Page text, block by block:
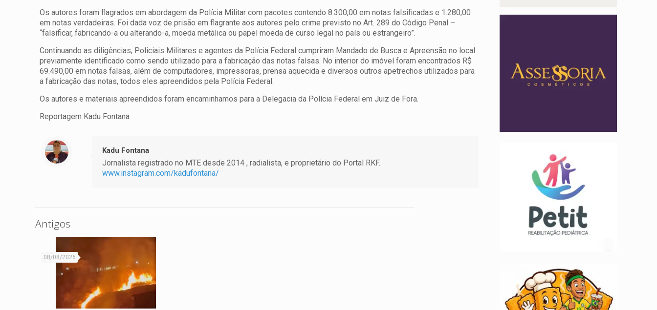
Os autores foram flagrados em abordagem da Polícia Militar com pacotes contendo 8.300,00 em notas falsificadas e 1.280,00
em notas verdadeiras. Foi dada voz de prisão em flagrante aos autores pelo crime previsto no Art. 289 do Código Penal –
“falsificar, fabricando-a ou alterando-a, moeda metálica ou papel moeda de curso legal no país ou estrangeiro”.
Continuando as diligências, Policiais Militares e agentes da Polícia Federal cumpriram Mandado de Busca e Apreensão no local
previamente identificado como sendo utilizado para a fabricação das notas falsas. No interior do imóvel foram encontrados R$
69.490,00 em notas falsas, além de computadores, impressoras, prensa aquecida e diversos outros apetrechos utilizados para
a fabricação das notas, todos eles apreendidos pela Polícia Federal.
Os autores e materiais apreendidos foram encaminhamos para a Delegacia da Polícia Federal em Juiz de Fora.
Reportagem Kadu Fontana
Kadu Fontana
Jornalista registrado no MTE desde 2014 , radialista, e proprietário do Portal RKF.
www.instagram.com/kadufontana/
Antigos
08/08/2026